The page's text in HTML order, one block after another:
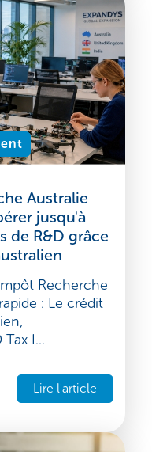
Lire l'article
Australie
jusqu'à
R&D grâce
Recherche
: Le crédit